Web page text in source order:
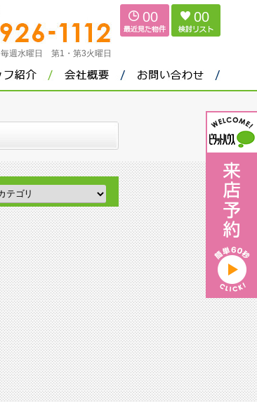
毎週水曜日 第1・第3火曜日
00 00